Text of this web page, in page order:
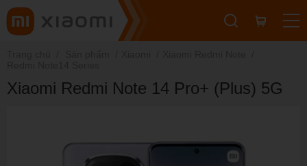
Xiaomi Redmi Note 14 Pro+ (Plus) 5G